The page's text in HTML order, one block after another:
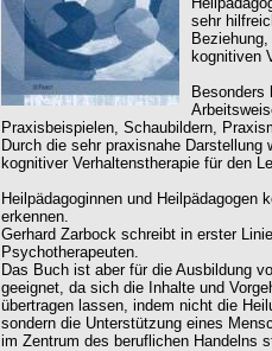
sehr
kognitiven
Besonders
Praxisbeispielen, Schaubildern,
Durch die sehr praxisnahe Darstellung
kognitiver Verhaltenstherapie für den
Heilpädagoginnen und Heilpädagogen
erkennen.
Gerhard Zarbock schreibt in erster
Psychotherapeuten.
Das Buch ist aber für die Ausbildung
geeignet, da sich die Inhalte und
übertragen lassen, indem nicht die
sondern die Unterstützung eines
im Zentrum des beruflichen Handelns